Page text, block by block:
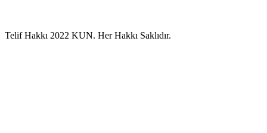
Telif Hakkı 2022 KUN. Her Hakkı Saklıdır.